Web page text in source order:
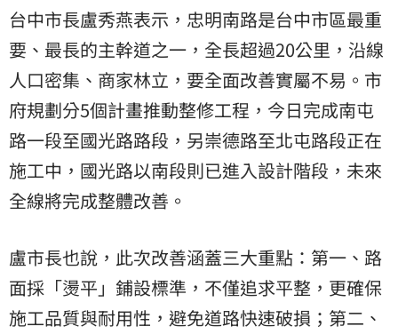
台中市長盧秀燕表示，忠明南路是台中市區最重
要、最長的主幹道之一，全長超過20公里，沿線
人口密集、商家林立，要全面改善實屬不易。市
府規劃分5個計畫推動整修工程，今日完成南屯
路一段至國光路路段，另崇德路至北屯路段正在
施工中，國光路以南段則已進入設計階段，未來
全線將完成整體改善。
盧市長也說，此次改善涵蓋三大重點：第一、路
面採「燙平」鋪設標準，不僅追求平整，更確保
施工品質與耐用性，避免道路快速破損；第二、